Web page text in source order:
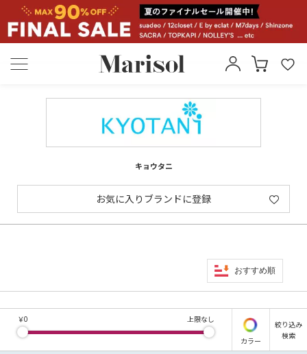
キョウタニ
お気に入りブランドに登録
おすすめ順
￥0 上限なし
カラー
絞り込み
検索